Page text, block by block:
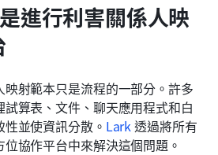
進行利害關係人映
射範本只是流程的一部分。許多
算表、文件、聊天應用程式和白
並使資訊分散。 Lark 透過將所有
協作平台中來解決這個問題。